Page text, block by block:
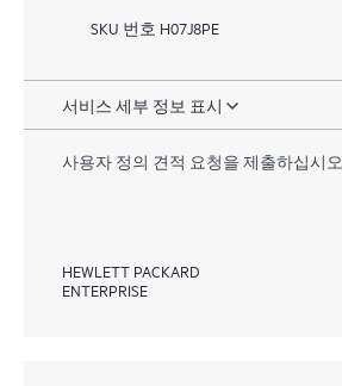
SKU 번호 H07J8PE
서비스 세부 정보 표시
사용자 정의 견적 요청을 제출하십시오
HEWLETT PACKARD
ENTERPRISE